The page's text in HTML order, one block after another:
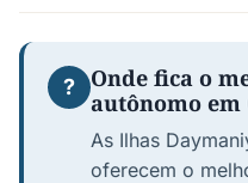
?
Onde fica o
autônomo em
As Ilhas
oferecem o